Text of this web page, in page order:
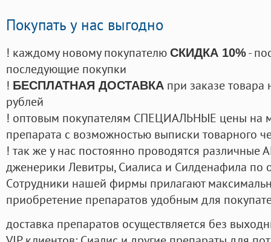
Покупать у нас выгодно
! каждому новому покупателю СКИДКА 10%-
последующие покупки
! БЕСПЛАТНАЯ ДОСТАВКА при заказе
рублей
! оптовым покупателям СПЕЦИАЛЬНЫЕ цены на
препарата с возможностью выписки товарного
! так же у нас постоянно проводятся
дженерики Левитры, Сиалиса и Силденафила по
Cотрудники нашей фирмы прилагают
приобретение препаратов удобным для
доставка препаратов осуществляется без